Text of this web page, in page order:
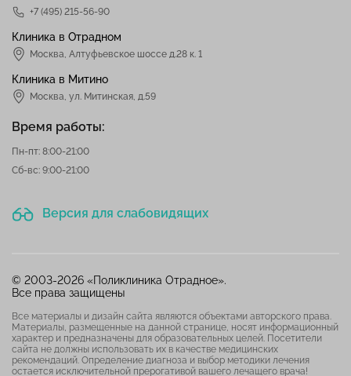
+7 (495) 215-56-90
Клиника в Отрадном
Москва Алтуфьевское шоссе д.28 к. 1
Клиника в Митино
Москва, ул. Митинская, д.59
Время работы:
Пн-пт: 8:00-21:00
Сб-вс: 9:00-21:00
Версия для слабовидящих
© 2003-2026 «Поликлиника Отрадное».
Все права защищены
Все материалы и дизайн сайта являются объектами авторского права.
Материалы, размещенные на данной странице, носят информационный
характер и предназначены для образовательных целей. Посетители
сайта не должны использовать их в качестве медицинских
рекомендаций. Определение диагноза и выбор методики лечения
остается исключительной прерогативой вашего лечащего врача!